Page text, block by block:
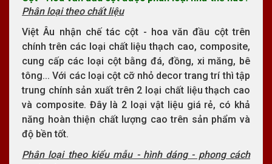
Phân loại theo chất liệu
Việt Âu nhận chế tác cột - hoa văn đầu cột trên
chính trên các loại chất liệu thạch cao, composite,
cung cấp các loại cột bằng đá, đồng, xi măng, bê
tông... Với các loại cột cỡ nhỏ decor trang trí thì tập
trung chính sản xuất trên 2 loại chất liệu thạch cao
và composite. Đây là 2 loại vật liệu giá rẻ, có khả
năng hoàn thiện chất lượng cao trên sản phẩm và
độ bền tốt.
Phân loại theo kiểu mẫu - hình dáng - phong cách